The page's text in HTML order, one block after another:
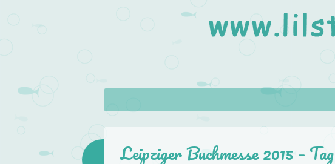
About
Menu
Leipziger Buchmesse 2015 –